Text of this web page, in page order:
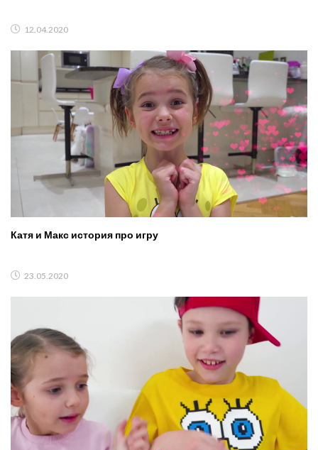
12.04.2020
Катя и Макс история про игру
23.05.2020